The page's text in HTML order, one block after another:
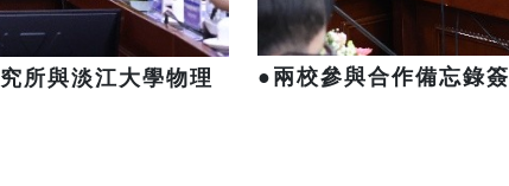
所與淡江大學物理
● 兩校參與合作備忘錄